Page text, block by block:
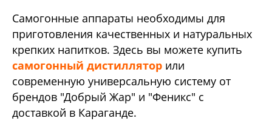
Самогонные аппараты необходимы для
приготовления качественных и натуральных
крепких напитков. Здесь вы можете купить
самогонный дистиллятор или
современную универсальную систему от
брендов "Добрый Жар" и "Феникс" с
доставкой в Караганде.